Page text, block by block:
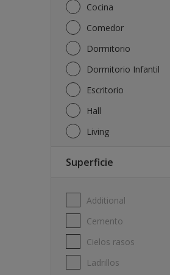
Cocina
Comedor
Dormitorio
Dormitorio Infantil
Escritorio
Hall
Living
Superficie
Additional
Cemento
Cielos rasos
Ladrillos